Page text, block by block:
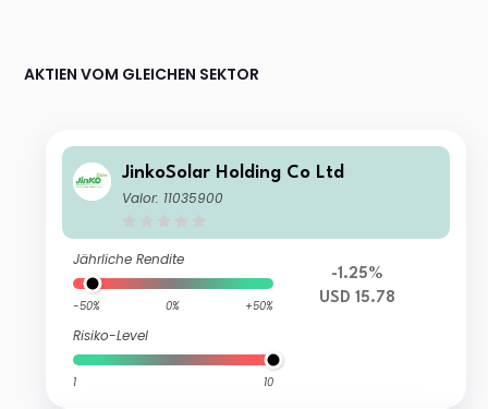
AKTIEN VOM GLEICHEN SEKTOR
JinkoSolar Holding Co Ltd
Valor: 11035900
Jährliche Rendite
-50% 0% +50%
Risiko-Level
1 10
-1.25%
USD 15.78